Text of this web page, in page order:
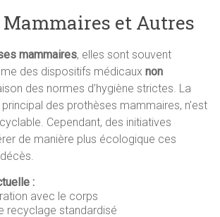
Mammaires et Autres
mammaires, elles sont souvent
des dispositifs médicauxnon
des normes d’hygiène strictes. La
des prothèses mammaires, n’est
Cependant, des initiatives
de manière plus écologique ces
:
avec le corps
recyclage standardisé